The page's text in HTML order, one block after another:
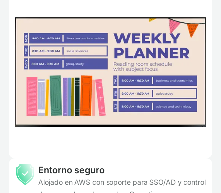
Entorno seguro
Alojado en AWS con soporte para SSO/AD y control